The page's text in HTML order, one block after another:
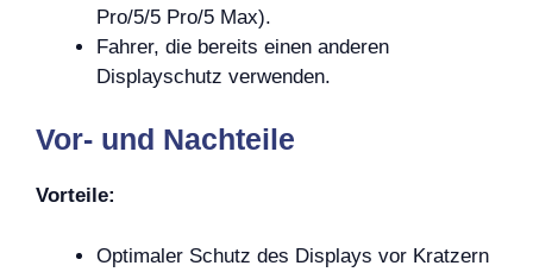
Pro/5/5 Pro/5 Max).
Fahrer, die bereits einen anderen
Displayschutz verwenden.
Vor- und Nachteile
Vorteile:
Optimaler Schutz des Displays vor Kratzern